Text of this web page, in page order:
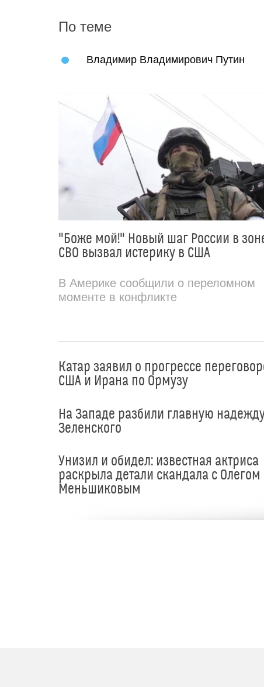
По теме
Владимир Владимирович Путин
"Боже мой!" Новый шаг России в
СВО вызвал истерику в США
В Америке сообщили о переломном
моменте в конфликте
Катар заявил о прогрессе
США и Ирана по Ормузу
На Западе разбили главную
Зеленского
Унизил и обидел: известная актриса
раскрыла детали скандала с Олегом
Меньшиковым